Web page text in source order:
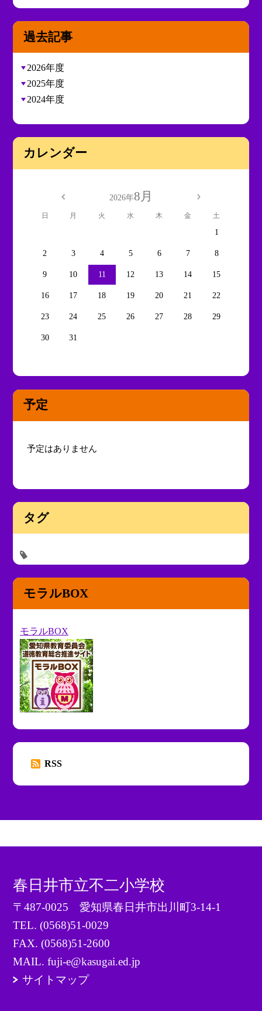
過去記事
2026年度
2025年度
2024年度
カレンダー
2026年8月
日 月 火 水 木 金 土
1
2 3 4 5 6 7 8
9 10 11 12 13 14 15
16 17 18 19 20 21 22
23 24 25 26 27 28 29
30 31
予定
予定はありません
タグ
モラルBOX
モラルBOX
RSS
春日井市立不二小学校
〒487-0025 愛知県春日井市出川町3-14-1
TEL.(0568)51-0029
FAX. (0568)51-2600
MAIL. fuji-e@kasugai.ed.jp
サイトマップ